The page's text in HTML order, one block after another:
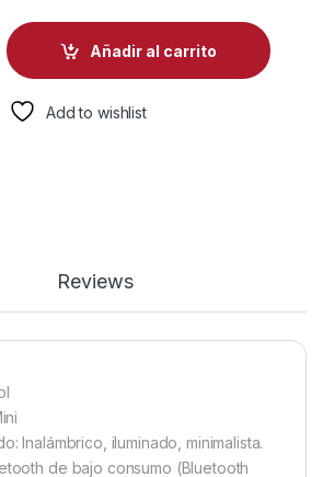
MX KEYS MINI MEMBRANA
Añadir al carrito
Add to wishlist
Reviews
Inalámbrico, iluminado, minimalista.
de bajo consumo (Bluetooth